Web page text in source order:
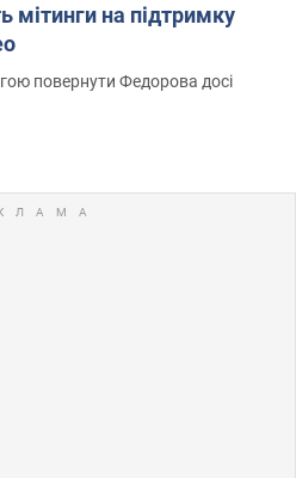
мітинги на підтримку
повернути Федорова досі